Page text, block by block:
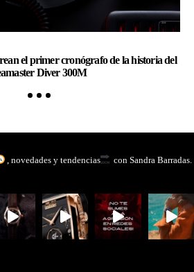
el primer cronógrafo de la historia del
Diver 300M
, novedades y tendencias
con Sandra Barradas.